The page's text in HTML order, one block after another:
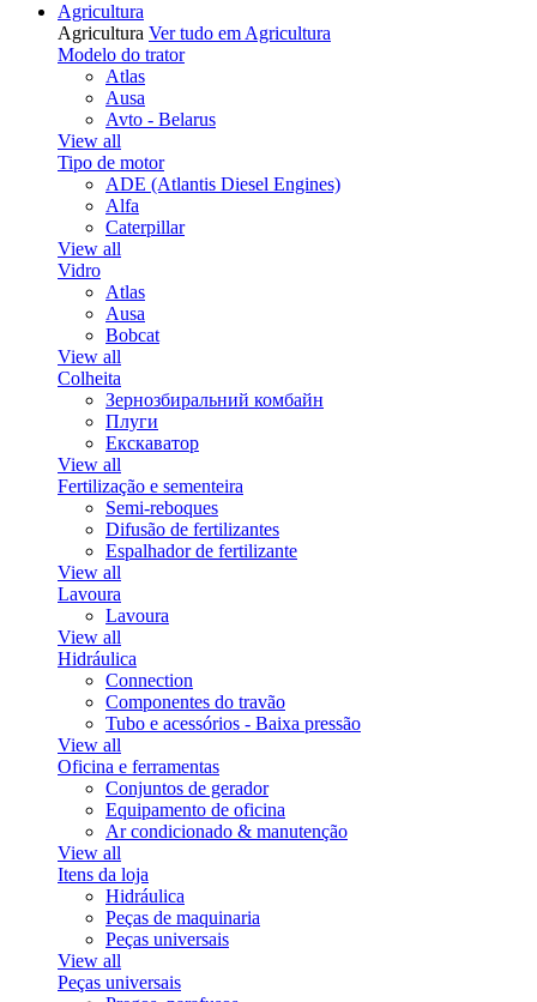
Agricultura
Agricultura Ver tudo em Agricultura
Modelo do trator
Atlas
Ausa
Avto - Belarus
View all
Tipo de motor
ADE (Atlantis Diesel Engines)
Alfa
Caterpillar
View all
Vidro
Atlas
Ausa
Bobcat
View all
Colheita
Зернозбиральний комбайн
Плуги
Екскаватор
View all
Fertilização e sementeira
Semi-reboques
Difusão de fertilizantes
Espalhador de fertilizante
View all
Lavoura
Lavoura
View all
Hidráulica
Connection
Componentes do travão
Tubo e acessórios - Baixa pressão
View all
Oficina e ferramentas
Conjuntos de gerador
Equipamento de oficina
Ar condicionado & manutenção
View all
Itens da loja
Hidráulica
Peças de maquinaria
Peças universais
View all
Peças universais